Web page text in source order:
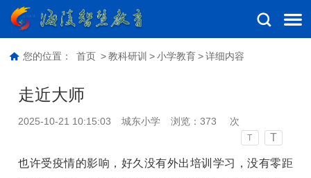
您的位置： 首页 > 教科研训 > 小学教育 > 详细内容
走近大师
2025-10-21 10:15:03 城东小学 浏览：373 次
T T
也许受疫情的影响，好久没有外出培训学习，没有零距